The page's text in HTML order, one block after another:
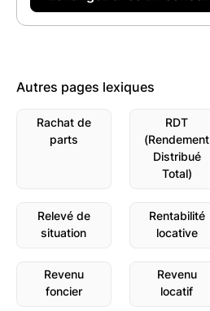
Autres pages lexiques
Rachat de
parts
RDT
(Rendement
Distribué
Total)
Relevé de
situation
Rentabilité
locative
Revenu
foncier
Revenu
locatif